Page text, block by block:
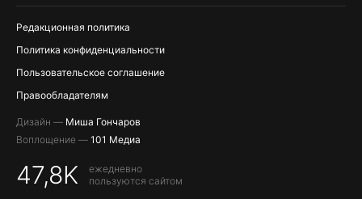
Редакционная политика
Политика конфиденциальности
Пользовательское соглашение
Правообладателям
Дизайн — Миша Гончаров
Воплощение — 101 Медиа
47,8K
ежедневно
пользуются сайтом